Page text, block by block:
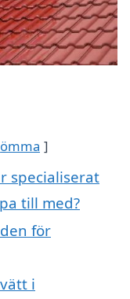
specialiserat
till med?
för
i